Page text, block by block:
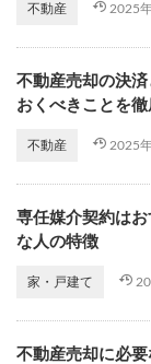
不動産 2025
不動産売却の決
おくべきことを
不動産 2025
専任媒介契約は
な人の特徴
家・戸建て
不動産売却に必